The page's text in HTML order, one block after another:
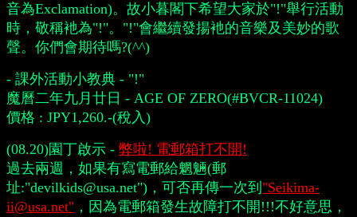
音為Exclamation)。故小暮閣下希望大家於"!"舉行活動
時，敬稱衪為"!"。"!"會繼續發揚衪的音樂及美妙的歌
聲。你們會期待嗎?(^^)
- 課外活動小教典 - "!"
魔曆二年九月廿日 - AGE OF ZERO(#BVCR-11024)
價格 : JPY1,260.-(稅入)
(08.20)園丁啟示 - 弊啦! 電郵箱打不開!
過去兩週，如果有寫電郵給魍魎(郵
址:"devilkids@usa.net")，可否再傳一次到 "Seikima-
ii@usa.net" ，因為電郵箱發生故障打不開!!!不好意思，